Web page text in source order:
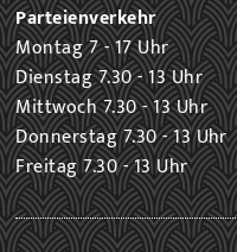
Parteienverkehr
Montag 7 - 17 Uhr
Dienstag 7.30 - 13 Uhr
Mittwoch 7.30 - 13 Uhr
Donnerstag 7.30 - 13 Uhr
Freitag 7.30 - 13 Uhr